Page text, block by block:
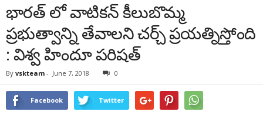
భారత్ లో వాటికన్ కీలుబొమ్మ
ప్రభుత్వాన్ని తేవాలని చర్చ్ ప్రయత్నిస్తోంది
: విశ్వ హిందూ పరిషత్
By vskteam - June 7, 2018 0
Facebook Twitter